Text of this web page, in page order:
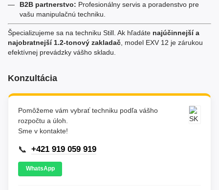
B2B partnerstvo: Profesionálny servis a poradenstvo pre
vašu manipulačnú techniku.
Špecializujeme sa na techniku Still. Ak hľadáte najúčinnejší a
najobratnejší 1.2-tonový zakladač , model EXV 12 je zárukou
efektívnej prevádzky vášho skladu.
Konzultácia
Pomôžeme vám vybrať techniku podľa vášho
rozpočtu a úloh.
Sme v kontakte!
📞 +421 919 059 919
WhatsApp